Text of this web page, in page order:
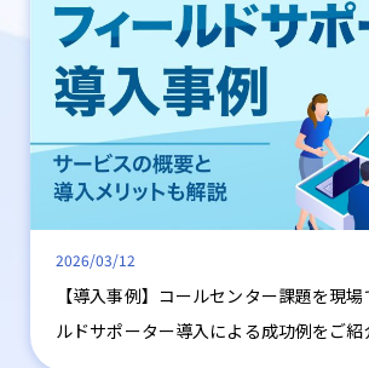
2026/03/12
【導入事例】コールセンター課題を現
ルドサポーター導入による成功例をご紹